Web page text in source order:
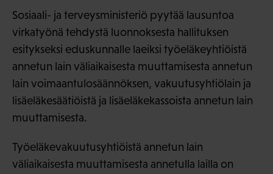
Sosiaali- ja terveysministeriö pyytää lausuntoa
virkatyönä tehdystä luonnoksesta hallituksen
esitykseksi eduskunnalle laeiksi työeläkeyhtiöistä
annetun lain väliaikaisesta muuttamisesta annetun
lain voimaantulosäännöksen, vakuutusyhtiölain ja
lisäeläkesäätiöistä ja lisäeläkekassoista annetun lain
muuttamisesta.
Työeläkevakuutusyhtiöistä annetun lain
väliaikaisesta muuttamisesta annetulla lailla on